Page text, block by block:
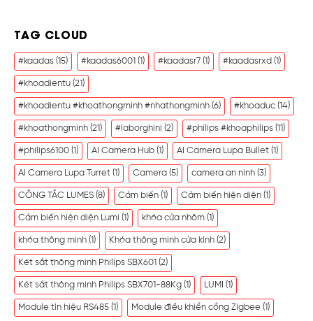
TAG CLOUD
#kaadas (15) #kaadas6001 (1) #kaadasr7 (1) #kaadasrxd (1)
#khoadientu (21)
#khoadientu #khoathongminh #nhathongminh (6) #khoaduc (14)
#khoathongminh (21) #laborghini (2) #philips #khoaphilips (11)
#philips6100 (1) AI Camera Hub (1) AI Camera Lupa Bullet (1)
AI Camera Lupa Turret (1) Camera (5) camera an ninh (3)
CÔNG TẮC LUMES (8) Cảm biến (1) Cảm biến hiện diện (1)
Cảm biến hiện diện Lumi (1) khóa cửa nhôm (1)
khóa thông minh (1) Khóa thông minh cửa kính (2)
Két sắt thông minh Philips SBX601 (2)
Két sắt thông minh Philips SBX701-88Kg (1) LUMI (1)
Module tín hiệu RS485 (1) Module điều khiển cổng Zigbee (1)